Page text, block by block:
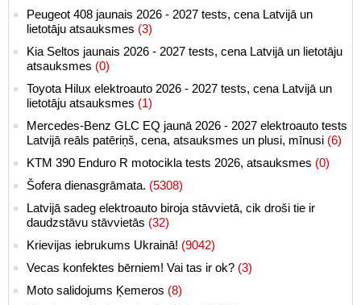
Peugeot 408 jaunais 2026 - 2027 tests, cena Latvijā un
lietotāju atsauksmes (3)
Kia Seltos jaunais 2026 - 2027 tests, cena Latvijā un lietotāju
atsauksmes (0)
Toyota Hilux elektroauto 2026 - 2027 tests, cena Latvijā un
lietotāju atsauksmes (1)
Mercedes-Benz GLC EQ jaunā 2026 - 2027 elektroauto tests
Latvijā reāls patēriņš, cena, atsauksmes un plusi, mīnusi (6)
KTM 390 Enduro R motocikla tests 2026, atsauksmes (0)
Šofera dienasgrāmata. (5308)
Latvijā sadeg elektroauto biroja stāvvietā, cik droši tie ir
daudzstāvu stāvvietās (32)
Krievijas iebrukums Ukrainā! (9042)
Vecas konfektes bērniem! Vai tas ir ok? (3)
Moto salidojums Ķemeros (8)